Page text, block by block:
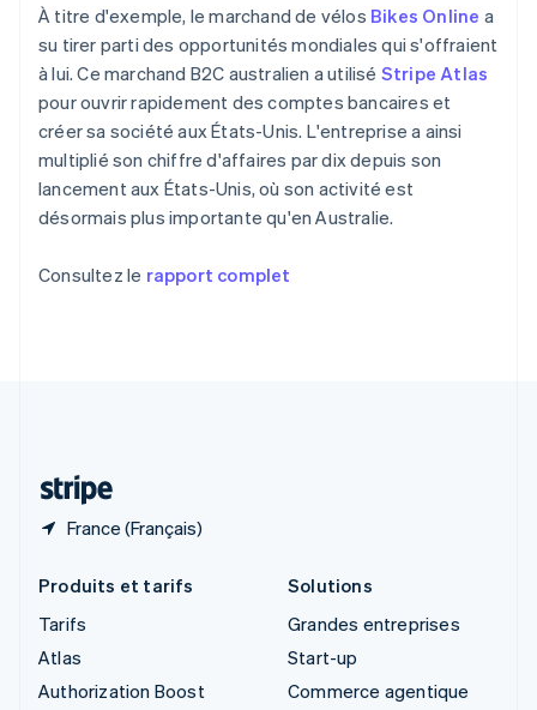
À titre d'exemple, le marchand de vélos Bikes Online a
su tirer parti des opportunités mondiales qui s'offraient
à lui. Ce marchand B2C australien a utilisé Stripe Atlas
pour ouvrir rapidement des comptes bancaires et
créer sa société aux États-Unis. L'entreprise a ainsi
multiplié son chiffre d'affaires par dix depuis son
lancement aux États-Unis, où son activité est
désormais plus importante qu'en Australie.
Consultez le rapport complet
France (Français)
R.A.S. de Hong Kong, Chine
简体中文
République tchèque
English
Roumanie
English
Royaume-Uni
English
Singapour
English简体中文
English
Produits et tarifs
Tarifs
Atlas
Authorization Boost
Solutions
Grandes entreprises
Start-up
Commerce agentique